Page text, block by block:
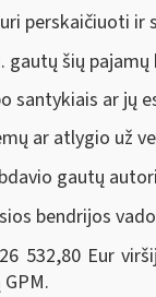
perskaičiuoti
gautų šių
santykiais ar jų
ar atlygio už
gautų
bendrijos
532,80 Eur